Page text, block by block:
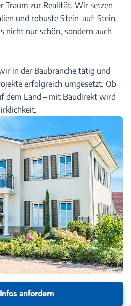
Traum zur Realität. Wir setzen
und robuste Stein-auf-Stein-
nicht nur schön, sondern auch
in der Baubranche tätig und
erfolgreich umgesetzt. Ob
dem Land – mit Baudirekt wird
anfordern